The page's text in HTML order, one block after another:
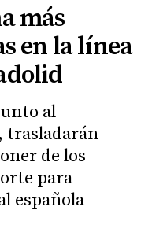
más
en la línea
al
trasladarán
de los
para
española